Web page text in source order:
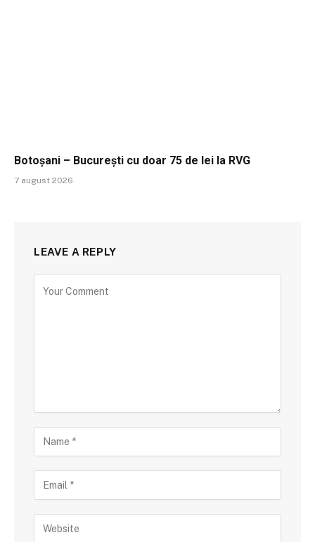
Botoșani – București cu doar 75 de lei la RVG
7 august 2026
LEAVE A REPLY